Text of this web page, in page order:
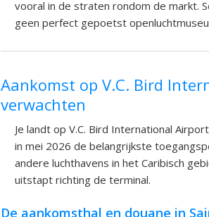
vooral in de straten rondom de markt.
geen perfect gepoetst
Aankomst op V.C. Bird
verwachten
Je landt op V.C. Bird International
in mei 2026 de belangrijkste
andere luchthavens in het Caribisch
uitstapt richting de terminal.
De aankomsthal en douane in